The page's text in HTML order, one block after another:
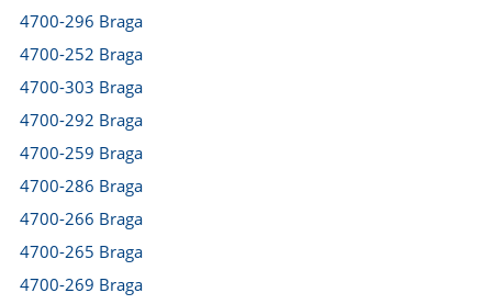
4700-296 Braga
4700-252 Braga
4700-303 Braga
4700-292 Braga
4700-259 Braga
4700-286 Braga
4700-266 Braga
4700-265 Braga
4700-269 Braga